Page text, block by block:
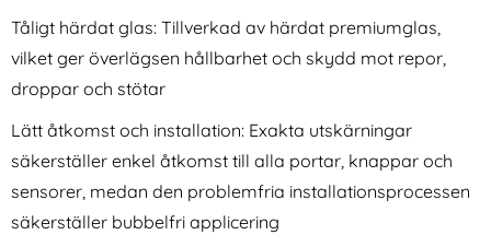
Series Umbra Svart
rea pris
111 kr tidigare pris
111 kr
Tillgänglighet:
I lager
Köp
2-Pack iPhone 17 Pro Linsskydd I Härdat Glas
rea pris
111 krtidigare pris
111 kr
Tillgänglighet:
I lager
2-Pack iPhone 17
Tåligt härdat glas: Tillverkad av härdat premiumglas,
vilket ger överlägsen hållbarhet och skydd mot repor,
droppar och stötar
Lätt åtkomst och installation: Exakta utskärningar
säkerställer enkel åtkomst till alla portar, knappar och
sensorer, medan den problemfria installationsprocessen
säkerställer bubbelfri applicering